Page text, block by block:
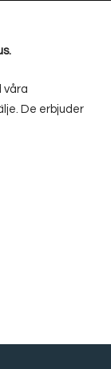
våra
De erbjuder